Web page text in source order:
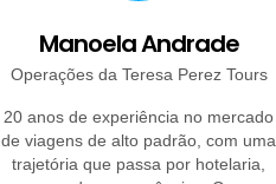
Manoela Andrade
Operações da Teresa Perez Tours
20 anos de experiência no mercado
de viagens de alto padrão, com uma
trajetória que passa por hotelaria,